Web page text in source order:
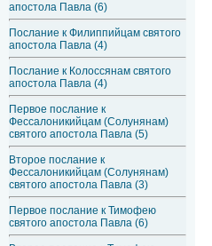
апостола Павла (6)
Послание к Филиппийцам святого
апостола Павла (4)
Послание к Колоссянам святого
апостола Павла (4)
Первое послание к
Фессалоникийцам (Солунянам)
святого апостола Павла (5)
Второе послание к
Фессалоникийцам (Солунянам)
святого апостола Павла (3)
Первое послание к Тимофею
святого апостола Павла (6)